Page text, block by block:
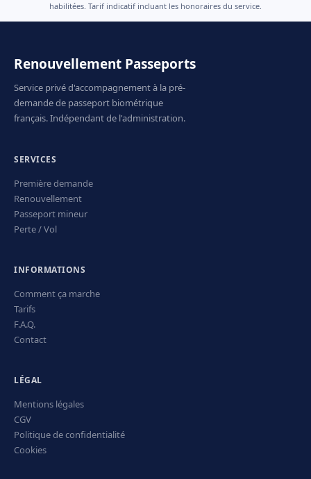
habilitées. Tarif indicatif incluant les honoraires du service.
Renouvellement Passeports
Service privé d'accompagnement à la pré-
demande de passeport biométrique
français. Indépendant de l'administration.
SERVICES
Première demande
Renouvellement
Passeport mineur
Perte / Vol
INFORMATIONS
Comment ça marche
Tarifs
F.A.Q.
Contact
LÉGAL
Mentions légales
CGV
Politique de confidentialité
Cookies